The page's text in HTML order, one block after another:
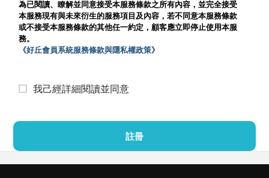
為已閱讀、瞭解並同意接受本服務條款之所有內容，並完全接受
本服務現有與未來衍生的服務項目及內容，若不同意本服務條款
或不接受本服務條款的其他任一約定，顧客應立即停止使用本服
務。
《好丘會員系統服務條款與隱私權政策》
我己經詳細閱讀並同意
註冊